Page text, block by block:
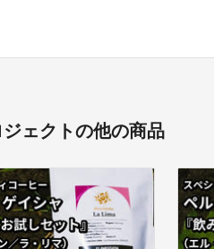
ジェクトの他の商品